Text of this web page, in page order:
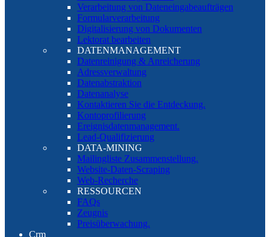
Verarbeitung von Dateneingabeaufträgen
Formularverarbeitung
Digitalisierung von Dokumenten
Lektorat bearbeiten
DATENMANAGEMENT
Datenreinigung & Anreicherung
Adressverwaltung
Datenabstraktion
Datenanalyse
Kontaktieren Sie die Entdeckung.
Kontoprofilierung
Ereignisdatenmanagement.
Lead-Qualifizierung
DATA-MINING
Mailingliste Zusammenstellung.
Website-Daten-Scraping
Web-Recherche
RESSOURCEN
FAQs
Zeugnis
Preisüberwachung.
Crm